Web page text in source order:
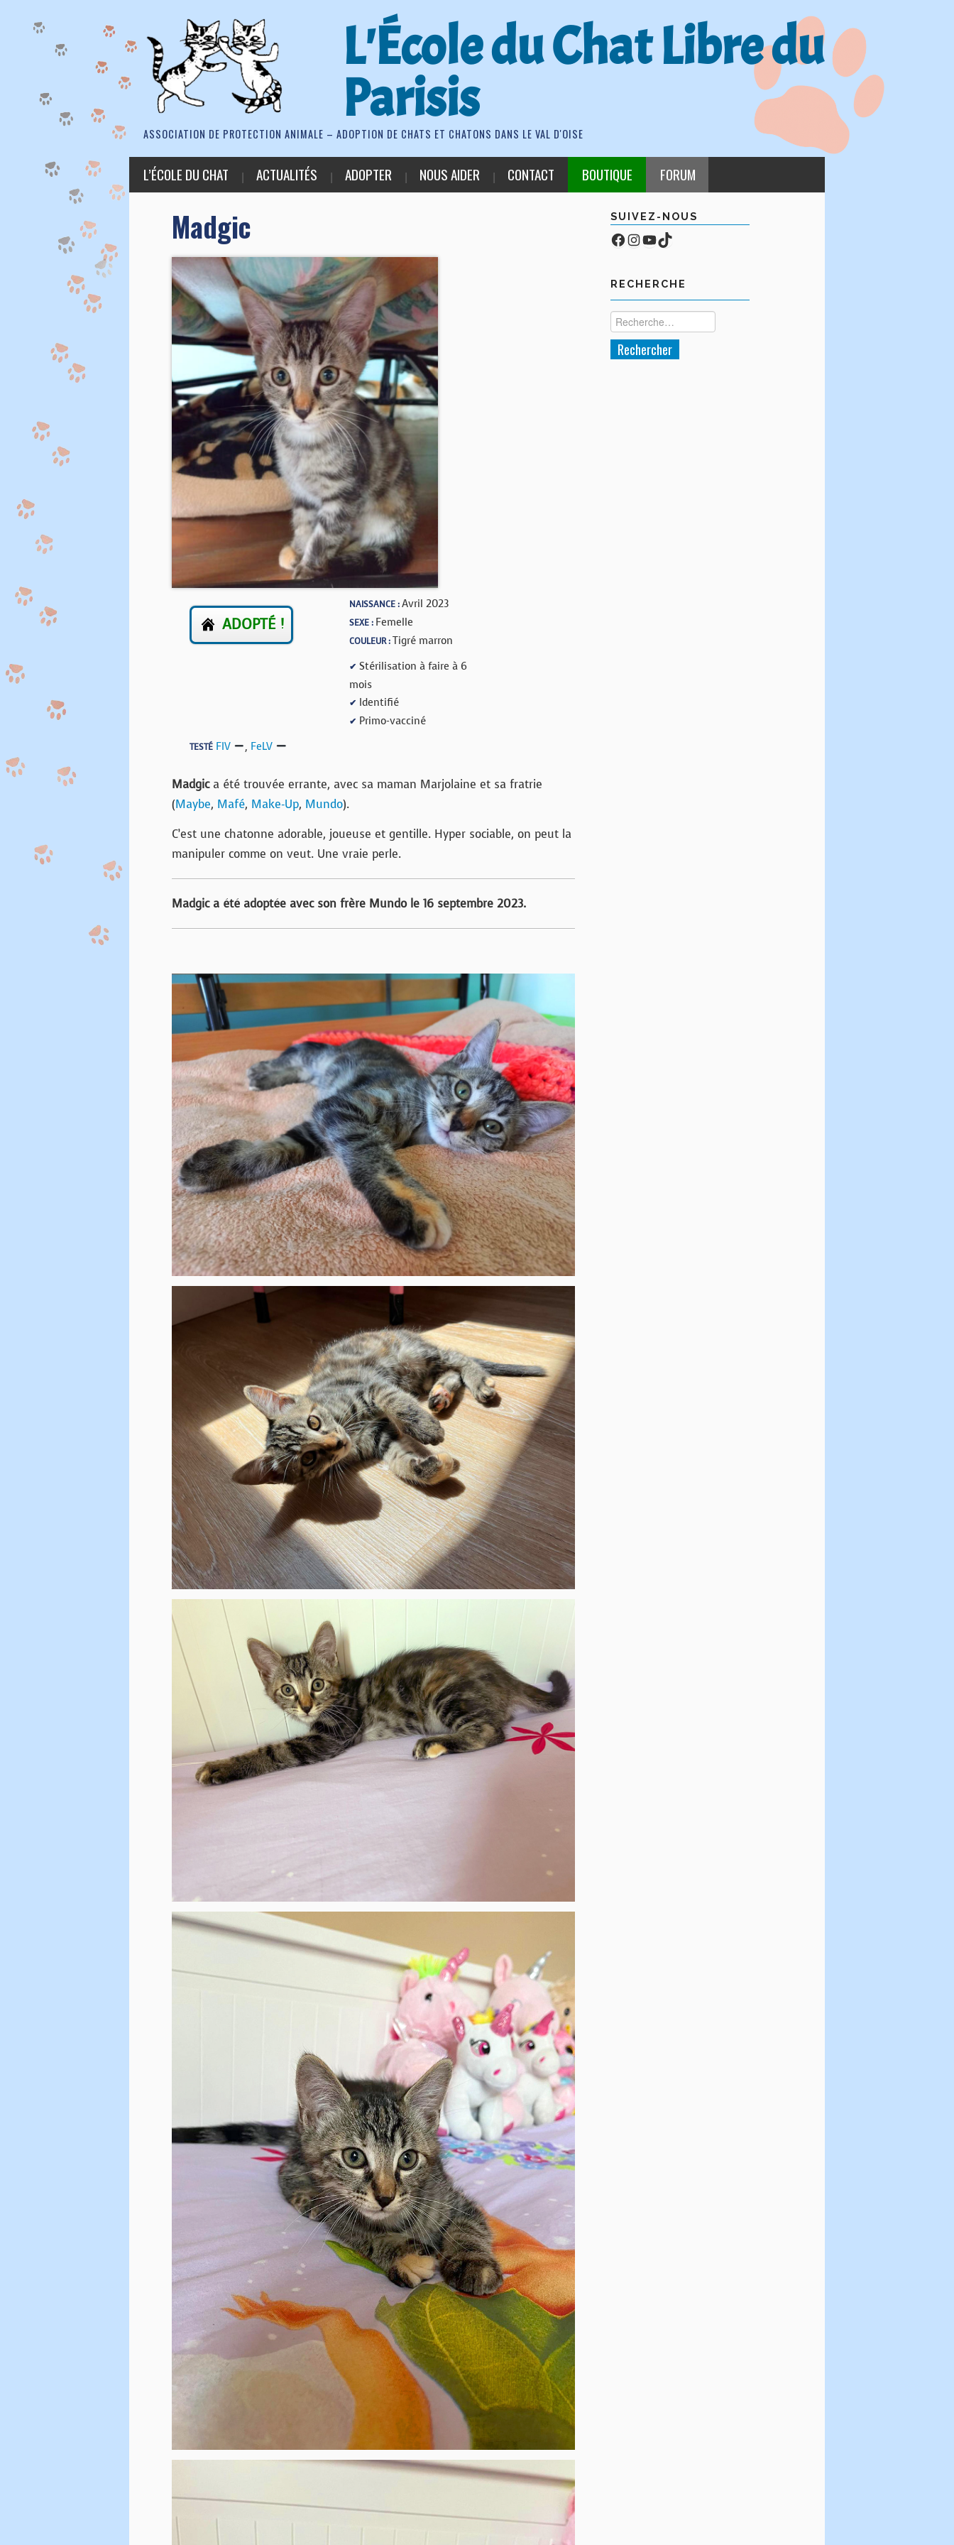
L'École du Chat Libre du
Parisis
ASSOCIATION DE PROTECTION ANIMALE – ADOPTION DE CHATS ET CHATONS DANS LE VAL D'OISE
L’ÉCOLE DU CHAT ACTUALITÉS ADOPTER NOUS AIDER CONTACT BOUTIQUE FORUM
Madgic
ADOPTÉ !
NAISSANCE :Avril 2023
SEXE : Femelle
COULEUR :Tigré marron
✔ Stérilisation à faire à 6
mois
✔ Identifié
✔ Primo-vacciné
TESTÉ FIV , FeLV
Madgica été trouvée errante, avec sa maman Marjolaine et sa fratrie
(Maybe, Mafé, Make-Up, Mundo).
C’est une chatonne adorable, joueuse et gentille. Hyper sociable, on peut la
manipuler comme on veut. Une vraie perle.
Madgic a été adoptée avec son frère Mundo le 16 septembre 2023.
SUIVEZ-NOUS
Facebook
Compte Instagram
YouTube
TikTok
RECHERCHE